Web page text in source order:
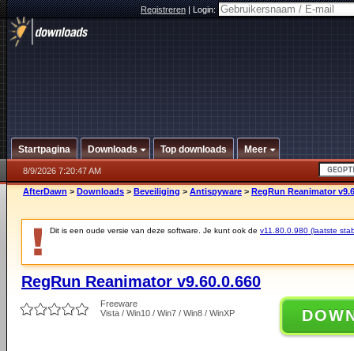
Registreren|Login:
Startpagina Downloads Top downloads Meer
8/9/2026 7:20:47 AM
AfterDawn > Downloads > Beveiliging > Antispyware > RegRun Reanimator
Dit is een oude versie van deze software. Je kunt ook de v11.80.0.980 (laatste
RegRun Reanimator v9.60.0.660
Freeware
Vista / Win10 / Win7 / Win8 / WinXP